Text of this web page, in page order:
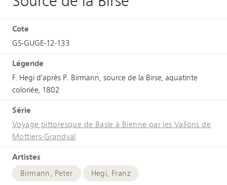
Cote
GS-GUGE-12-133
Légende
F. Hegi d'après P. Birmann, source de la Birse, aquatinte
coloriée, 1802
Série
Voyage pittoresque de Basle à Bienne par les Vallons de
Mottiers-Grandval
Artistes
Birmann, Peter Hegi, Franz